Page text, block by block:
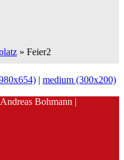
» Feier2
| medium (300x200)
Bohmann |